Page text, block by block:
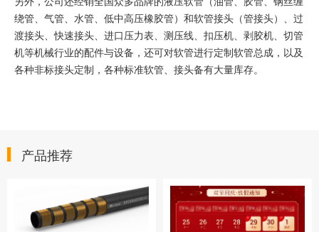
绕管、气管、水管、低中高压橡胶管）和软管接头（管接头）、过
渡接头、快速接头、进口压力表、测压线、扣压机、剥胶机、切管
机等机械行业的配件与设备，还可对软管进行定制软管总成，以及
各种非标接头定制，各种标准软管、接头备有大量库存。
产品推荐